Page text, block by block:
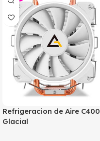
Refrigeracion de Aire C400
Glacial